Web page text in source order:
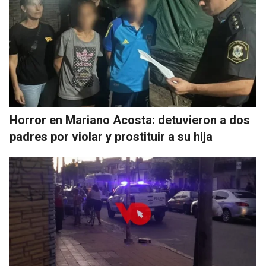
Horror en Mariano Acosta: detuvieron a dos
padres por violar y prostituir a su hija